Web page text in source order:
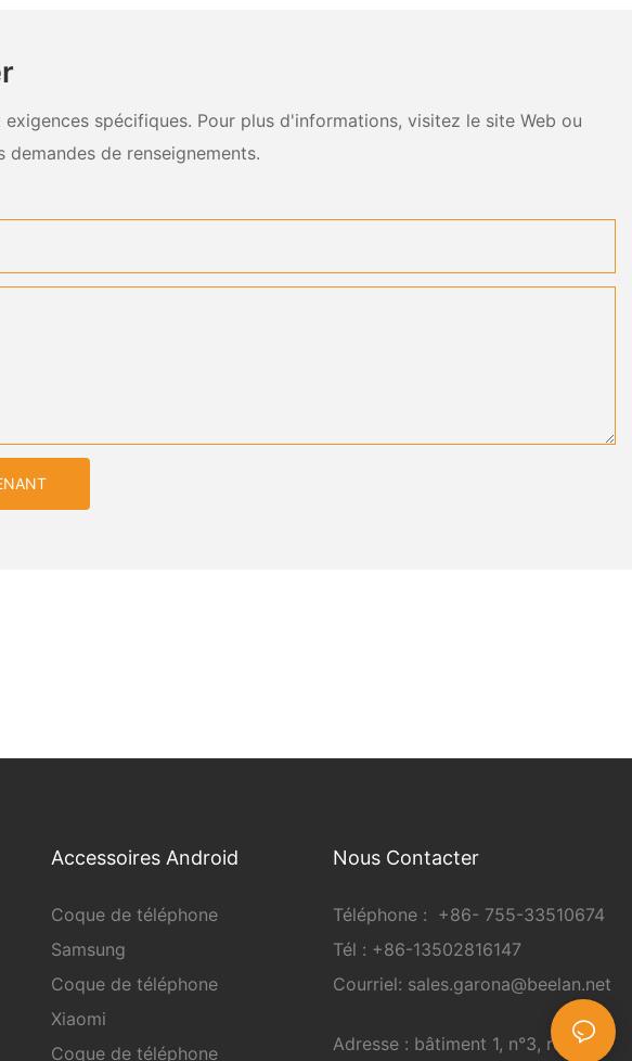
spécifiques. Pour plus d'informations, visitez le site Web ou
de renseignements.
Accessoires Android
Coque de téléphone
Samsung
Coque de téléphone
Xiaomi
Coque de téléphone
Nous Contacter
Téléphone : +86- 755-33510674
Tél : +86-13502816147
Courriel: sales.garona@beelan.net
Adresse : bâtiment 1, n°3, route